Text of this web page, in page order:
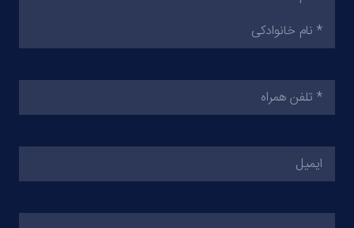
تلفن
(ضروری)